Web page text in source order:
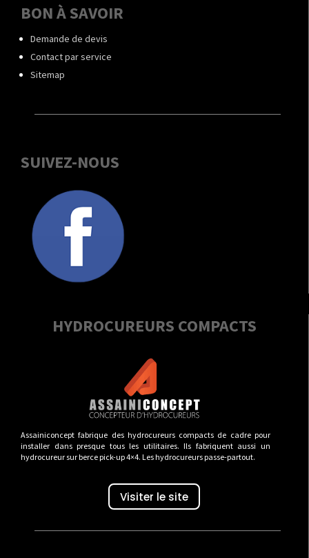
BON À SAVOIR
Demande de devis
Contact par service
Sitemap
SUIVEZ-NOUS
HYDROCUREURS COMPACTS
Assainiconcept fabrique des hydrocureurs compacts de cadre pour
installer dans presque tous les utilitaires. Ils fabriquent aussi un
hydrocureur sur berce pick-up 4×4. Les hydrocureurs passe-partout.
Visiter le site